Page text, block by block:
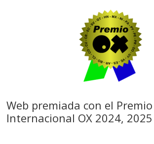
Web premiada con el Premio
Internacional OX 2024,